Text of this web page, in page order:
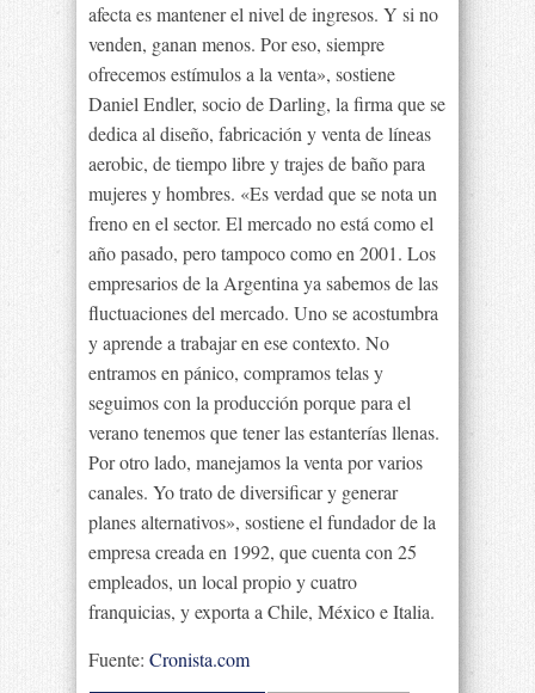
afecta es mantener el nivel de ingresos. Y si no
venden, ganan menos. Por eso, siempre
ofrecemos estímulos a la venta», sostiene
Daniel Endler, socio de Darling, la firma que se
dedica al diseño, fabricación y venta de líneas
aerobic, de tiempo libre y trajes de baño para
mujeres y hombres. «Es verdad que se nota un
freno en el sector. El mercado no está como el
año pasado, pero tampoco como en 2001. Los
empresarios de la Argentina ya sabemos de las
fluctuaciones del mercado. Uno se acostumbra
y aprende a trabajar en ese contexto. No
entramos en pánico, compramos telas y
seguimos con la producción porque para el
verano tenemos que tener las estanterías llenas.
Por otro lado, manejamos la venta por varios
canales. Yo trato de diversificar y generar
planes alternativos», sostiene el fundador de la
empresa creada en 1992, que cuenta con 25
empleados, un local propio y cuatro
franquicias, y exporta a Chile, México e Italia.
Fuente: Cronista.com